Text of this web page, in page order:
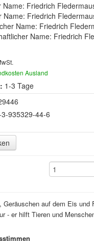
Name: Friedrich
Name: Friedrich
Name: Friedrich
Name: Friedrich
Ausland
1-3 Tage
935329-44-6
auf dem Eis und
- er hilft Tieren und